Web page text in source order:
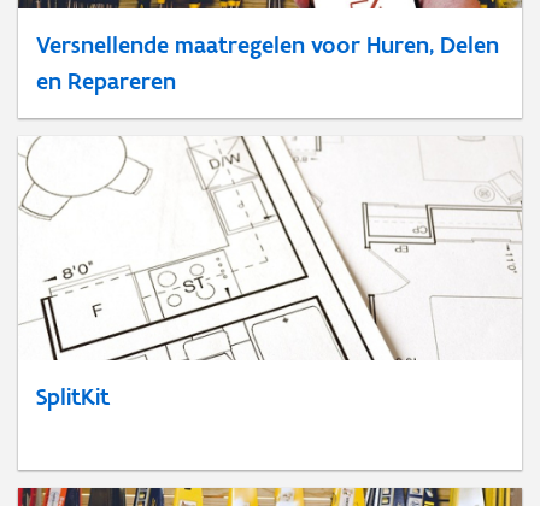
Versnellende maatregelen voor Huren, Delen
en Repareren
SplitKit